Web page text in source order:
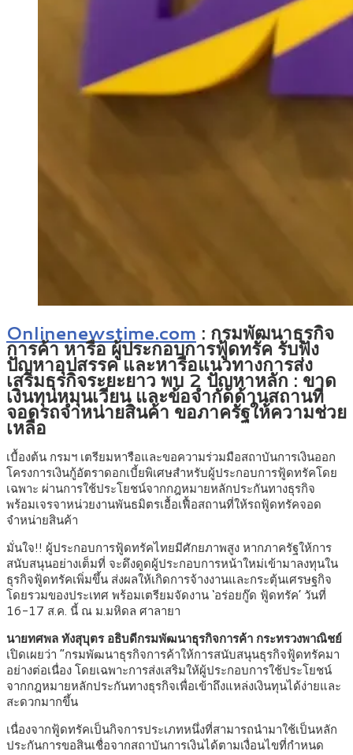
Onlinenewstime.com : กรมพัฒนาธุรกิจ
การค้า หารือ ผู้ประกอบการฟู้ดทรัค รับฟัง
ปัญหาอุปสรรค และหารือแนวทางการส่ง
เสริมธุรกิจระยะยาว พบ 2 ปัญหาหลัก : ขาด
เงินทุนหมุนเวียน และข้อจำกัดด้านสถานที่
จอดรถจำหน่ายสินค้า ขอภาครัฐให้ความช่วย
เหลือ
เบื้องต้น กรมฯ เตรียมหารือและขอความร่วมมือสถาบันการเงินออก
โครงการเงินกู้อัตราดอกเบี้ยพิเศษสำหรับผู้ประกอบการฟู้ดทรัคโดย
เฉพาะ ผ่านการใช้ประโยชน์จากกฎหมายหลักประกันทางธุรกิจ
พร้อมเจรจาหน่วยงานพันธมิตรเอื้อเฟื้อสถานที่ให้รถฟู้ดทรัคจอด
จำหน่ายสินค้า
มั่นใจ!! ผู้ประกอบการฟู้ดทรัคไทยมีศักยภาพสูง หากภาครัฐให้การ
สนับสนุนอย่างเต็มที่ จะดึงดูดผู้ประกอบการหน้าใหม่เข้ามาลงทุนใน
ธุรกิจฟู้ดทรัคเพิ่มขึ้น ส่งผลให้เกิดการจ้างงานและกระตุ้นเศรษฐกิจ
โดยรวมของประเทศ พร้อมเตรียมจัดงาน ‘อร่อยกู๊ด ฟู้ดทรัค’ วันที่
16-17 ส.ค. นี้ ณ ม.มหิดล ศาลายา
นายทศพล ทังสุบุตร อธิบดีกรมพัฒนาธุรกิจการค้า กระทรวงพาณิชย์
เปิดเผยว่า “กรมพัฒนาธุรกิจการค้าให้การสนับสนุนธุรกิจฟู้ดทรัคมา
อย่างต่อเนื่อง โดยเฉพาะการส่งเสริมให้ผู้ประกอบการใช้ประโยชน์
จากกฎหมายหลักประกันทางธุรกิจเพื่อเข้าถึงแหล่งเงินทุนได้ง่ายและ
สะดวกมากขึ้น
เนื่องจากฟู้ดทรัคเป็นกิจการประเภทหนึ่งที่สามารถนำมาใช้เป็นหลัก
ประกันการขอสินเชื่อจากสถาบันการเงินได้ตามเงื่อนไขที่กำหนด